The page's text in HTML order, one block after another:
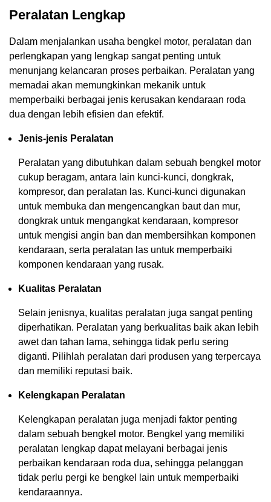
Peralatan Lengkap
Dalam menjalankan usaha bengkel motor, peralatan dan
perlengkapan yang lengkap sangat penting untuk
menunjang kelancaran proses perbaikan. Peralatan yang
memadai akan memungkinkan mekanik untuk
memperbaiki berbagai jenis kerusakan kendaraan roda
dua dengan lebih efisien dan efektif.
Jenis-jenis Peralatan
Peralatan yang dibutuhkan dalam sebuah bengkel motor
cukup beragam, antara lain kunci-kunci, dongkrak,
kompresor, dan peralatan las. Kunci-kunci digunakan
untuk membuka dan mengencangkan baut dan mur,
dongkrak untuk mengangkat kendaraan, kompresor
untuk mengisi angin ban dan membersihkan komponen
kendaraan, serta peralatan las untuk memperbaiki
komponen kendaraan yang rusak.
Kualitas Peralatan
Selain jenisnya, kualitas peralatan juga sangat penting
diperhatikan. Peralatan yang berkualitas baik akan lebih
awet dan tahan lama, sehingga tidak perlu sering
diganti. Pilihlah peralatan dari produsen yang terpercaya
dan memiliki reputasi baik.
Kelengkapan Peralatan
Kelengkapan peralatan juga menjadi faktor penting
dalam sebuah bengkel motor. Bengkel yang memiliki
peralatan lengkap dapat melayani berbagai jenis
perbaikan kendaraan roda dua, sehingga pelanggan
tidak perlu pergi ke bengkel lain untuk memperbaiki
kendaraannya.